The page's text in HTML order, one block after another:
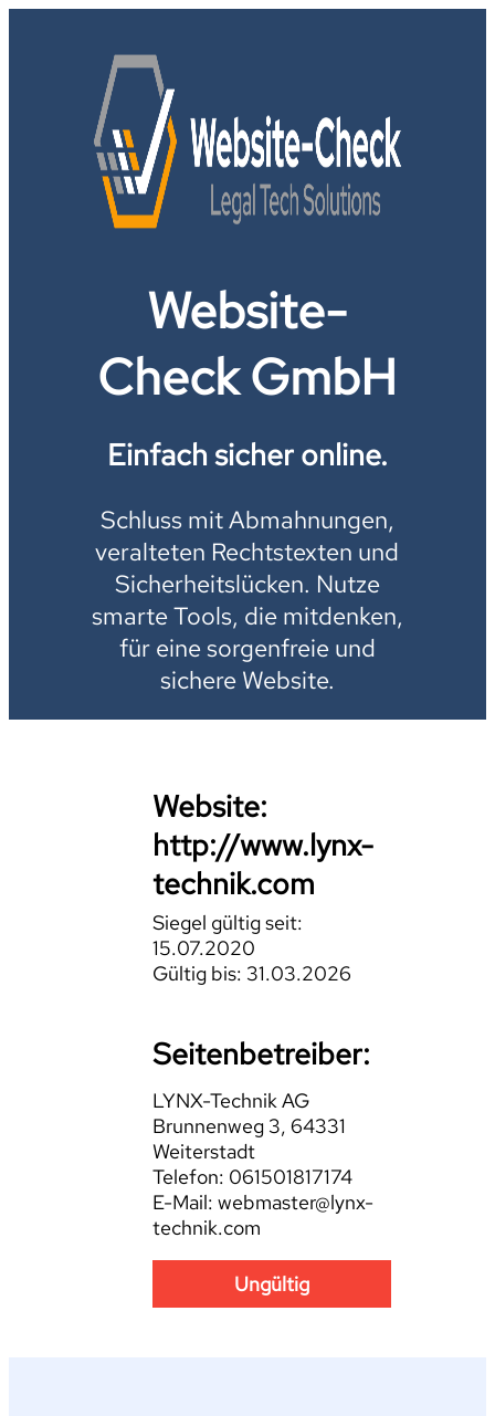
Website-
Check GmbH
Einfach sicher online.
Schluss mit Abmahnungen,
veralteten Rechtstexten und
Sicherheitslücken. Nutze
smarte Tools, die mitdenken,
für eine sorgenfreie und
sichere Website.
Website:
http://www.lynx-
technik.com
Siegel gültig seit:
15.07.2020
Gültig bis: 31.03.2026
Seitenbetreiber:
LYNX-Technik AG
Brunnenweg 3, 64331
Weiterstadt
Telefon: 061501817174
E-Mail: webmaster@lynx-
technik.com
Ungültig